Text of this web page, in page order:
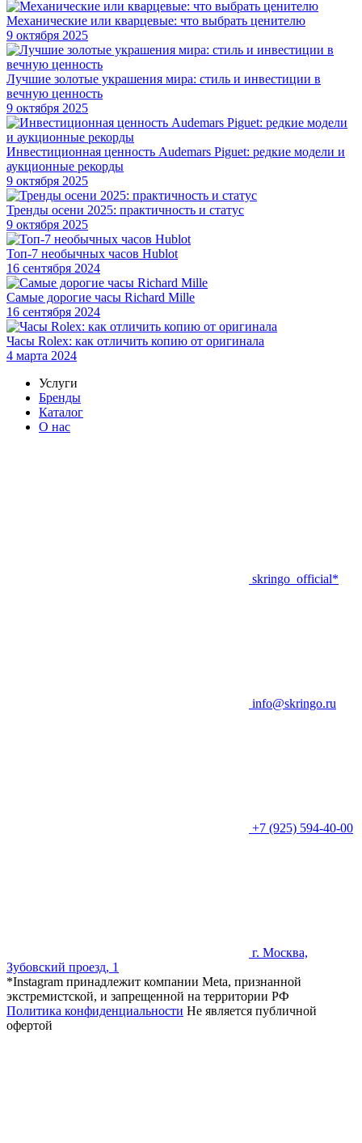
Механические или кварцевые: что выбрать ценителю
9 октября 2025
Лучшие золотые украшения мира: стиль и инвестиции в
вечную ценность
9 октября 2025
Инвестиционная ценность Audemars Piguet: редкие модели и
аукционные рекорды
9 октября 2025
Тренды осени 2025: практичность и статус
9 октября 2025
Топ-7 необычных часов Hublot
16 сентября 2024
Самые дорогие часы Richard Mille
16 сентября 2024
Часы Rolex: как отличить копию от оригинала
4 марта 2024
Услуги
Бренды
Каталог
О нас
skringo_official*
info@skringo.ru
+7 (925) 594-40-00
г. Москва,
Зубовский проезд, 1
*Instagram принадлежит компании Meta, признанной
экстремистской, и запрещенной на территории РФ
Политика конфиденциальности Не является публичной
офертой